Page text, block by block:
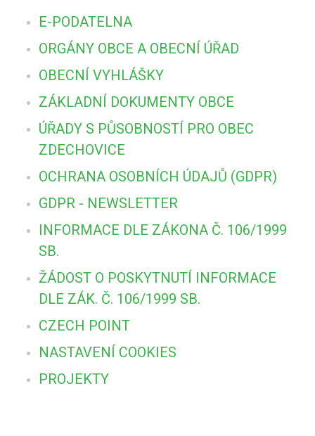
E-PODATELNA
ORGÁNY OBCE A OBECNÍ ÚŘAD
OBECNÍ VYHLÁŠKY
ZÁKLADNÍ DOKUMENTY OBCE
ÚŘADY S PŮSOBNOSTÍ PRO OBEC
ZDECHOVICE
OCHRANA OSOBNÍCH ÚDAJŮ (GDPR)
GDPR - NEWSLETTER
INFORMACE DLE ZÁKONA Č. 106/1999
SB.
ŽÁDOST O POSKYTNUTÍ INFORMACE
DLE ZÁK. Č. 106/1999 SB.
CZECH POINT
NASTAVENÍ COOKIES
PROJEKTY